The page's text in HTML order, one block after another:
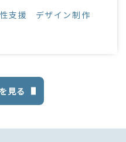
ザイン・入稿まで全工
支援
デザイン制作
見る